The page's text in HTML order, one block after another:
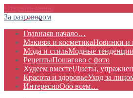
За разговором
Главнаяв начало…
Макияж и косметикаНовинки и
Мода и стильМодные тенденции
РецептыПошагово с фото
Худеем вместе!Диеты,
Красота и здоровьеУход за
ИнтересноОбо всем…